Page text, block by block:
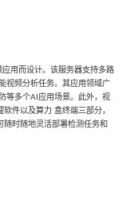
用而设计。该服务器支持多路
视频分析任务。其应用领域广
等多个AI应用场景。此外，视
件以及算力 盒终端三部分，
时随地灵活部署检测任务和